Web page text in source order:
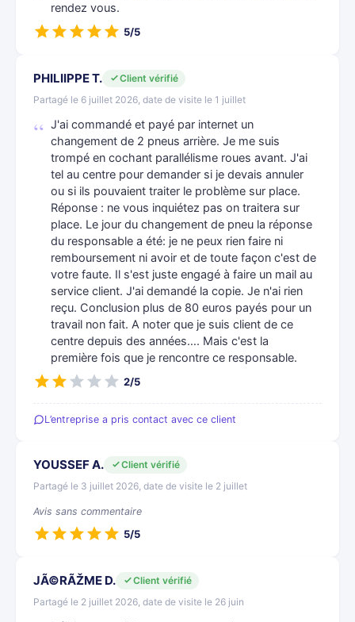
rendez vous.
5/5
PHILIIPPE T.
Client vérifié
Partagé le 6 juillet 2026, date de visite le 1 juillet
J'ai commandé et payé par internet un
changement de 2 pneus arrière. Je me suis
trompé en cochant parallélisme roues avant. J'ai
tel au centre pour demander si je devais annuler
ou si ils pouvaient traiter le problème sur place.
Réponse : ne vous inquiétez pas on traitera sur
place. Le jour du changement de pneu la réponse
du responsable a été: je ne peux rien faire ni
remboursement ni avoir et de toute façon c'est de
votre faute. Il s'est juste engagé à faire un mail au
service client. J'ai demandé la copie. Je n'ai rien
reçu. Conclusion plus de 80 euros payés pour un
travail non fait. A noter que je suis client de ce
centre depuis des années…. Mais c'est la
première fois que je rencontre ce responsable.
2/5
L’entreprise a pris contact avec ce client
YOUSSEF A.
Client vérifié
Partagé le 3 juillet 2026, date de visite le 2 juillet
Avis sans commentaire
5/5
JÃ©RÃŽME D.
Client vérifié
Partagé le 2 juillet 2026, date de visite le 26 juin